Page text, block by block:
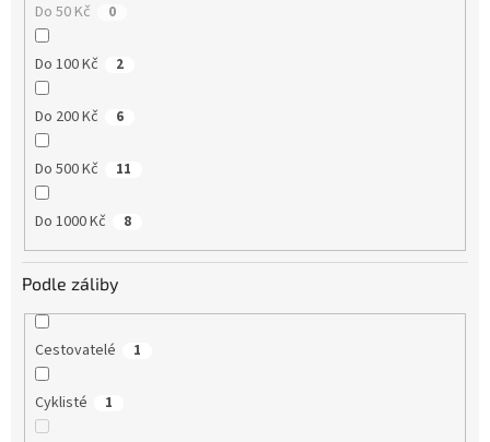
Do 50 Kč 0
Do 100 Kč 2
Do 200 Kč 6
Do 500 Kč 11
Do 1000 Kč 8
Podle záliby
Cestovatelé 1
Cyklisté 1